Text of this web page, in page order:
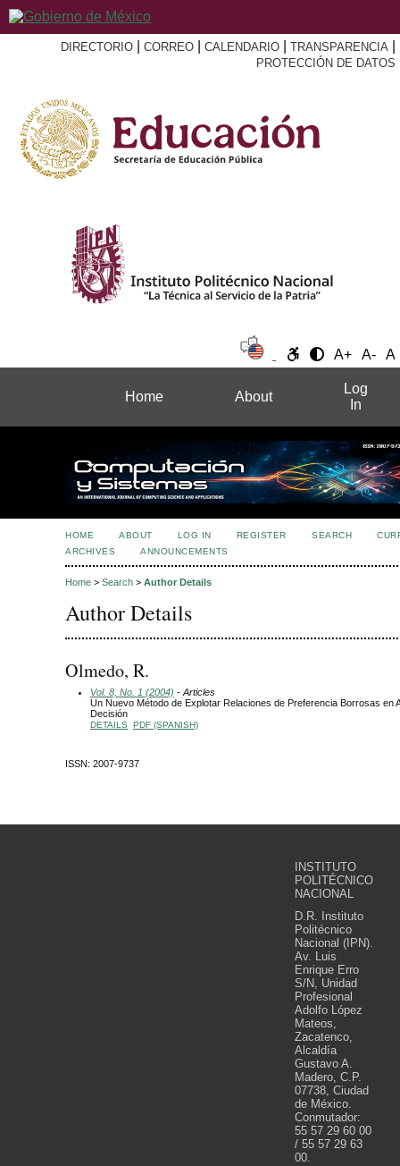
DIRECTORIO CORREO CALENDARIO TRANSPARENCIA
PROTECCIÓN DE DATOS
A+ A- A
Home About
Log
In
HOME ABOUT LOG IN REGISTER SEARCH
ARCHIVES
ANNOUNCEMENTS
Home > Search > Author Details
Author Details
Olmedo, R.
Vol. 8, No. 1 (2004) - Articles
Un Nuevo Método de Explotar Relaciones de Preferencia Borrosas en
Decisión
DETAILS PDF (SPANISH)
ISSN: 2007-9737
INSTITUTO
POLITÉCNICO
NACIONAL
D.R. Instituto
Politécnico
Nacional (IPN).
Av. Luis
Enrique Erro
S/N, Unidad
Profesional
Adolfo López
Mateos,
Zacatenco,
Alcaldía
Gustavo A.
Madero, C.P.
07738, Ciudad
de México.
Conmutador:
55 57 29 60 00
/ 55 57 29 63
00.